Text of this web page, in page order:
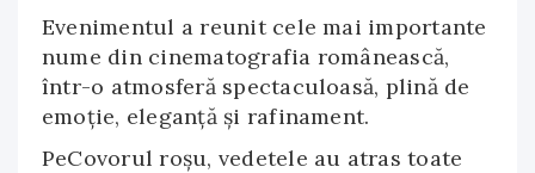
Evenimentul a reunit cele mai importante
nume din cinematografia românească,
într-o atmosferă spectaculoasă, plină de
emoție, eleganță și rafinament.
PeCovorul roșu, vedetele au atras toate